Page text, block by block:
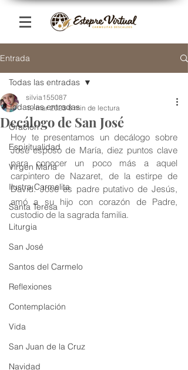
Entrada
Todas las entradas
Oración
Espiritualidad
Virgen María
Ilustra Carmelita
Santa Teresa
Liturgia
San José
Santos del Carmelo
Reflexiones
Contemplación
Vida
San Juan de la Cruz
Navidad
Todas las entradas
Decálogo de San José
silvia155087
19 mar 2023 8 min de lectura
Hoy te presentamos un decálogo sobre
José esposo de María, diez puntos clave
para conocer un poco más a aquel
carpintero de Nazaret, de la estirpe de
David. José es padre putativo de Jesús,
amó a su hijo con corazón de Padre,
custodio de la sagrada familia.